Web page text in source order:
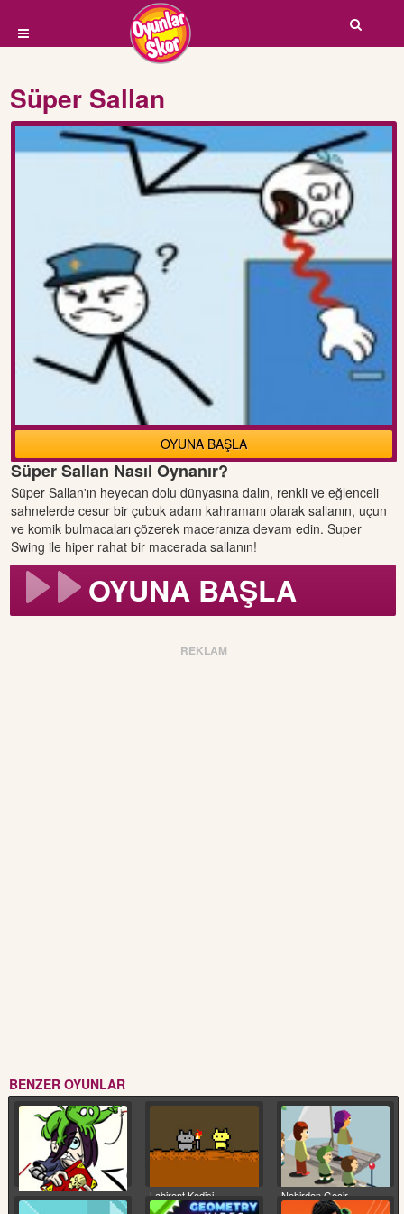
Süper Sallan
OYUNA BAŞLA
Süper Sallan Nasıl Oynanır?
Süper Sallan'ın heyecan dolu dünyasına dalın, renkli ve eğlenceli
sahnelerde cesur bir çubuk adam kahramanı olarak sallanın, uçun
ve komik bulmacaları çözerek maceranıza devam edin. Super
Swing ile hiper rahat bir macerada sallanın!
OYUNA BAŞLA
REKLAM
BENZER OYUNLAR
Sihirli Kitap Labirent Kedisi Nehirden Geçir